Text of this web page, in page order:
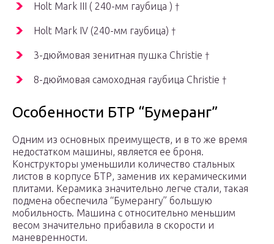
Holt Mark III ( 240-мм гаубица ) †
Holt Mark IV (240-мм гаубица) †
3-дюймовая зенитная пушка Christie †
8-дюймовая самоходная гаубица Christie †
Особенности БТР “Бумеранг”
Одним из основных преимуществ, и в то же время
недостатком машины, является ее броня.
Конструкторы уменьшили количество стальных
листов в корпусе БТР, заменив их керамическими
плитами. Керамика значительно легче стали, такая
подмена обеспечила “Бумерангу” большую
мобильность. Машина с относительно меньшим
весом значительно прибавила в скорости и
маневренности.